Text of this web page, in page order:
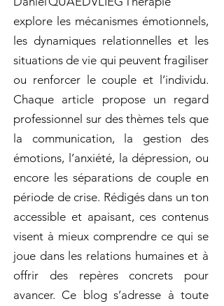
explore les mécanismes émotionnels,
les dynamiques relationnelles et les
situations de vie qui peuvent fragiliser
ou renforcer le couple et l’individu.
Chaque article propose un regard
professionnel sur des thèmes tels que
la communication, la gestion des
émotions, l’anxiété, la dépression, ou
encore les séparations de couple en
période de crise. Rédigés dans un ton
accessible et apaisant, ces contenus
visent à mieux comprendre ce qui se
joue dans les relations humaines et à
offrir des repères concrets pour
avancer. Ce blog s’adresse à toute